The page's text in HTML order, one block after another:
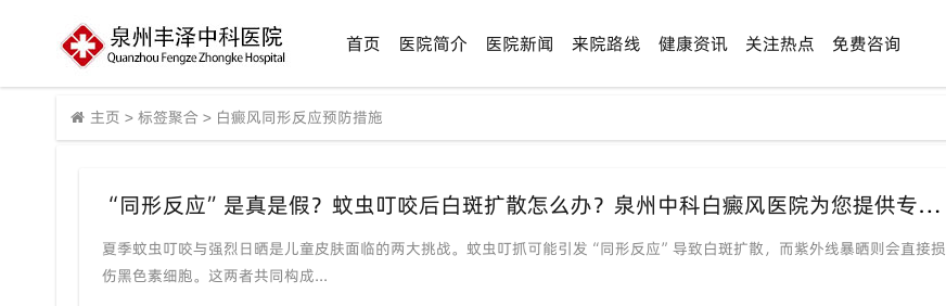
首页 医院简介 医院新闻 来院路线 健康资讯 关注热点 免费咨询
主页 > 标签聚合 > 白癜风同形反应预防措施
“同形反应”是真是假？蚊虫叮咬后白斑扩散怎么办？泉州中科白癜风医院为您提供专业解答！
夏季蚊虫叮咬与强烈日晒是儿童皮肤面临的两大挑战。蚊虫叮抓可能引发“同形反应”导致白斑扩散，而紫外线暴晒则会直接损
伤黑色素细胞。这两者共同构成...